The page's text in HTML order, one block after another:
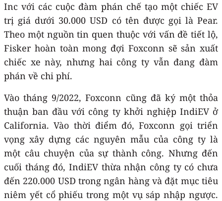
Inc với các cuộc đàm phán chế tạo một chiếc EV
trị giá dưới 30.000 USD có tên được gọi là Pear.
Theo một nguồn tin quen thuộc với vấn đề tiết lộ,
Fisker hoàn toàn mong đợi Foxconn sẽ sản xuất
chiếc xe này, nhưng hai công ty vẫn đang đàm
phán về chi phí.
Vào tháng 9/2022, Foxconn cũng đã ký một thỏa
thuận ban đầu với công ty khởi nghiệp IndiEV ở
California. Vào thời điểm đó, Foxconn gọi triển
vọng xây dựng các nguyên mẫu của công ty là
một câu chuyện của sự thành công. Nhưng đến
cuối tháng đó, IndiEV thừa nhận công ty có chưa
đến 220.000 USD trong ngân hàng và đặt mục tiêu
niêm yết cổ phiếu trong một vụ sáp nhập ngược.